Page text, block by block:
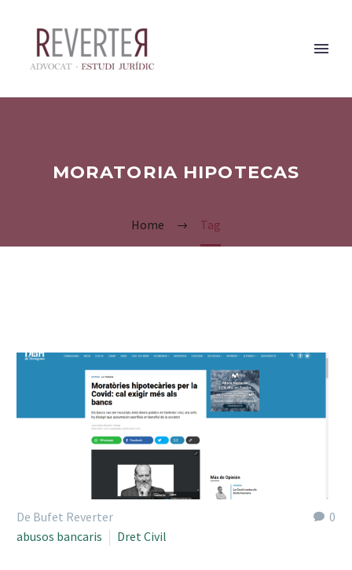
MORATORIA HIPOTECAS
Home Tag
0
De Bufet Reverter
abusos bancaris
Dret Civil